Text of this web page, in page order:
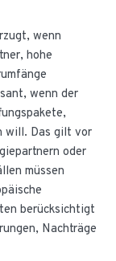
wenn
hohe
wenn der
will. Das gilt vor
oder
müssen
berücksichtigt
Nachträge